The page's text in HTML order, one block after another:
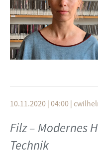
Nattheim / Auernheim
Gast: Annette Refenes-
Moderation: Rudolf
10.11.2020 | 04:00 |
Filz – Modernes
Technik